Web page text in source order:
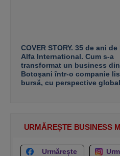
COVER STORY. 35 de ani
Alfa International. Cum s-a
transformat un business din
Botoşani într-o companie
bursă, cu perspective
URMĂREȘTE BUSINESS
Urmărește